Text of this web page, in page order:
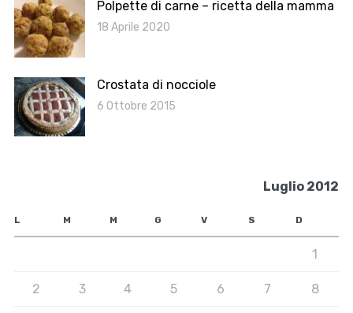
Polpette di carne – ricetta della mamma
18 Aprile 2020
Crostata di nocciole
6 Ottobre 2015
Luglio 2012
L M M G V S D
1
2 3 4 5 6 7 8